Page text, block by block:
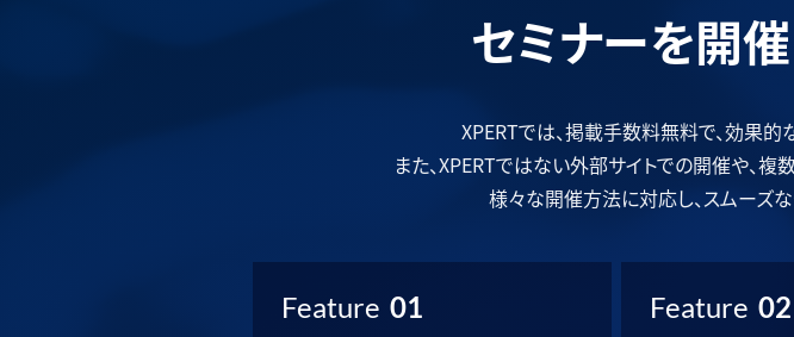
セミナーを開
XPERTでは、掲載手数料無料で、効果
また、XPERTではない外部サイトでの開催や、複
様々な開催方法に対応し、スムーズ
Feature 01
Feature 02